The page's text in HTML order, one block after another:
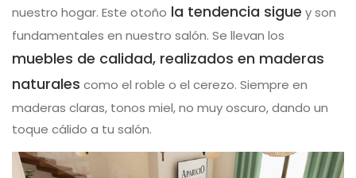
nuestro hogar. Este otoño la tendencia sigue y son
fundamentales en nuestro salón. Se llevan los
muebles de calidad, realizados en maderas
naturales como el roble o el cerezo. Siempre en
maderas claras, tonos miel, no muy oscuro, dando un
toque cálido a tu salón.